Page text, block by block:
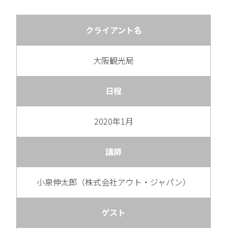
クライアント名
大阪観光局
日程
2020年1月
講師
小泉伸太郎（株式会社アウト・ジャパン）
ゲスト